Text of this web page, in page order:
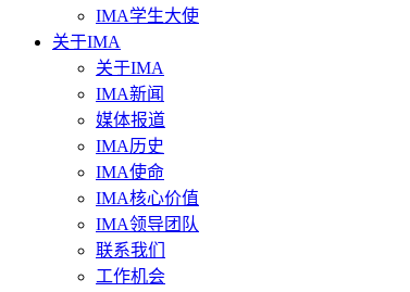
IMA学生大使
关于IMA
关于IMA
IMA新闻
媒体报道
IMA历史
IMA使命
IMA核心价值
IMA领导团队
联系我们
工作机会